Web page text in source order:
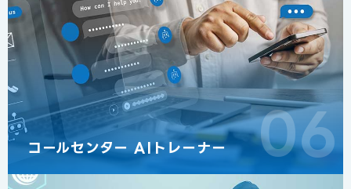
06
コールセンター AIトレーナー